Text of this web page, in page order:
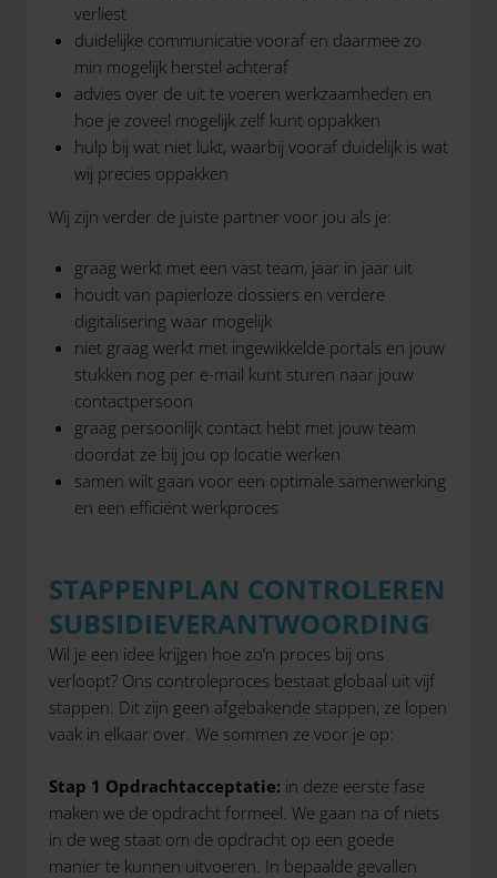
verliest
duidelijke communicatie vooraf en daarmee zo
min mogelijk herstel achteraf
advies over de uit te voeren werkzaamheden en
hoe je zoveel mogelijk zelf kunt oppakken
hulp bij wat niet lukt, waarbij vooraf duidelijk is wat
wij precies oppakken
Wij zijn verder de juiste partner voor jou als je:
graag werkt met een vast team, jaar in jaar uit
houdt van papierloze dossiers en verdere
digitalisering waar mogelijk
niet graag werkt met ingewikkelde portals en jouw
stukken nog per e-mail kunt sturen naar jouw
contactpersoon
graag persoonlijk contact hebt met jouw team
doordat ze bij jou op locatie werken
samen wilt gaan voor een optimale samenwerking
en een efficiënt werkproces
STAPPENPLAN CONTROLEREN
SUBSIDIEVERANTWOORDING
Wil je een idee krijgen hoe zo’n proces bij ons
verloopt? Ons controleproces bestaat globaal uit vijf
stappen. Dit zijn geen afgebakende stappen, ze lopen
vaak in elkaar over. We sommen ze voor je op:
Stap 1 Opdrachtacceptatie: in deze eerste fase
maken we de opdracht formeel. We gaan na of niets
in de weg staat om de opdracht op een goede
manier te kunnen uitvoeren. In bepaalde gevallen